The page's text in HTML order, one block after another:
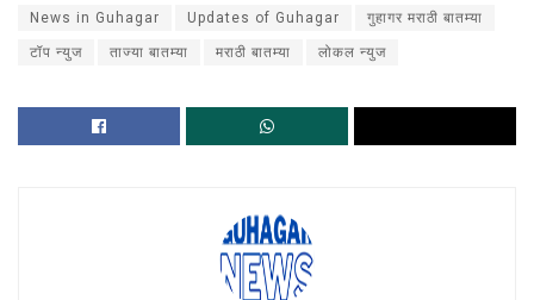
News in Guhagar Updates of Guhagar गुहागर मराठी बातम्या
टॉप न्युज ताज्या बातम्या मराठी बातम्या लोकल न्युज